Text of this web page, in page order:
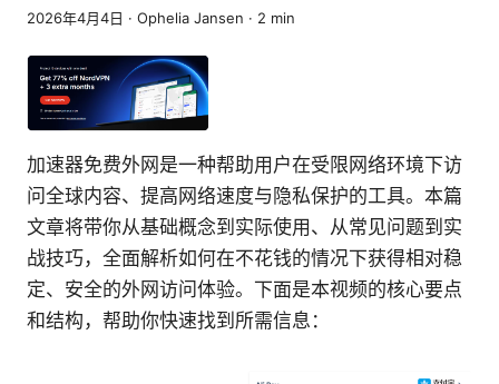
2026年4月4日 · Ophelia Jansen · 2 min
加速器免费外网是一种帮助用户在受限网络环境下访
问全球内容、提高网络速度与隐私保护的工具。本篇
文章将带你从基础概念到实际使用、从常见问题到实
战技巧，全面解析如何在不花钱的情况下获得相对稳
定、安全的外网访问体验。下面是本视频的核心要点
和结构，帮助你快速找到所需信息：